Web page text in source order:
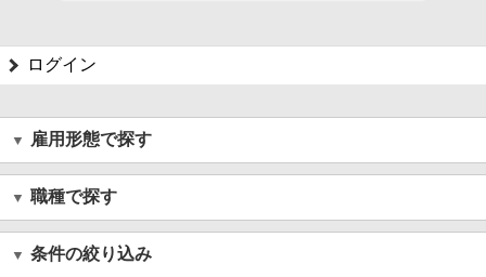
ログイン
雇用形態で探す
職種で探す
条件の絞り込み